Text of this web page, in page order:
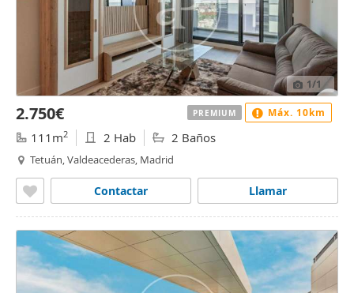
1/1
2.750€
111m2 2 Hab 2 Baños
Tetuán, Valdeacederas, Madrid
Llamar
Contactar
PREMIUM Máx. 10km